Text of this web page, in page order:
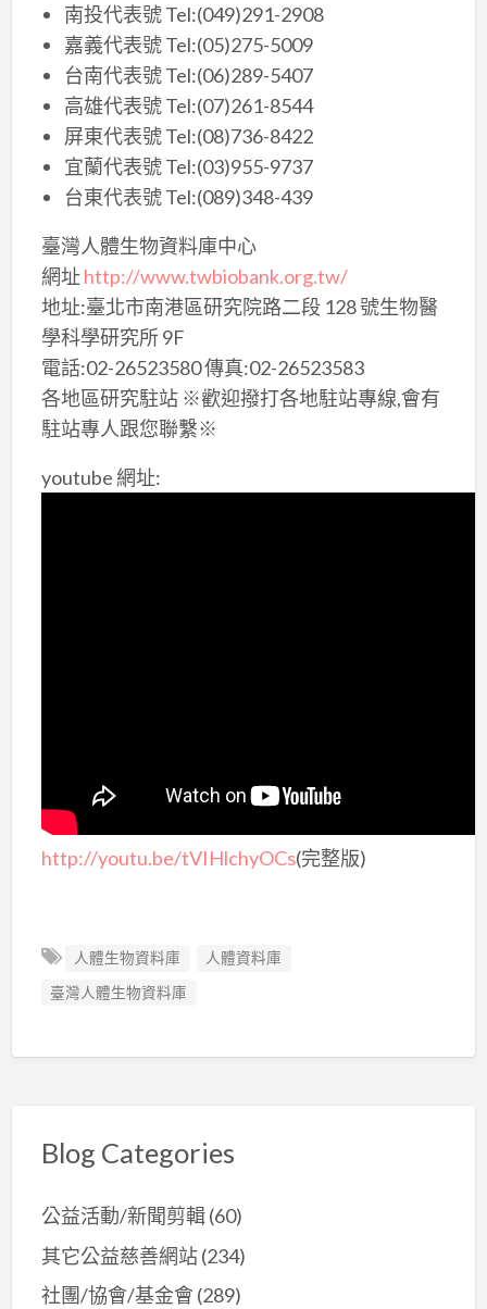
南投代表號 Tel:(049)291-2908
嘉義代表號 Tel:(05)275-5009
台南代表號 Tel:(06)289-5407
高雄代表號 Tel:(07)261-8544
屏東代表號 Tel:(08)736-8422
宜蘭代表號 Tel:(03)955-9737
台東代表號 Tel:(089)348-439
臺灣人體生物資料庫中心
網址 http://www.twbiobank.org.tw/
地址:臺北市南港區研究院路二段 128 號生物醫
學科學研究所 9F
電話:02-26523580 傳真:02-26523583
各地區研究駐站 ※歡迎撥打各地駐站專線,會有
駐站專人跟您聯繫※
youtube 網址:
http://youtu.be/tVIHlchyOCs(完整版)
人體生物資料庫
人體資料庫
臺灣人體生物資料庫
Blog Categories
公益活動/新聞剪輯(60)
其它公益慈善網站(234)
社團/協會/基金會 (289)